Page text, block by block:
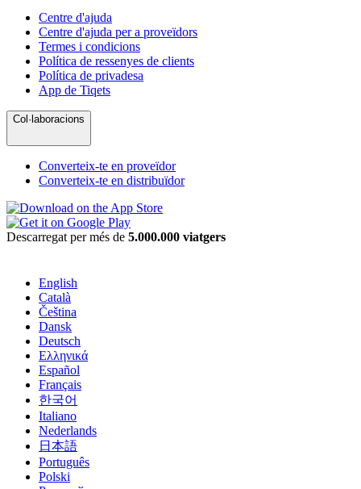
Centre d'ajuda
Centre d'ajuda per a proveïdors
Termes i condicions
Política de ressenyes de clients
Política de privadesa
App de Tiqets
Col·laboracions
Converteix-te en proveïdor
Converteix-te en distribuïdor
Descarregat per més de 5.000.000 viatgers
English
Català
Čeština
Dansk
Deutsch
Ελληνικά
Español
Français
한국어
Italiano
Nederlands
日本語
Português
Polski